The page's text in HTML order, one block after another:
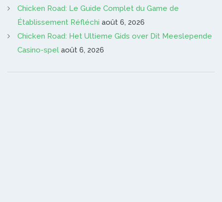
Chicken Road: Le Guide Complet du Game de
Établissement Réfléchi août 6, 2026
Chicken Road: Het Ultieme Gids over Dit Meeslepende
Casino-spel août 6, 2026